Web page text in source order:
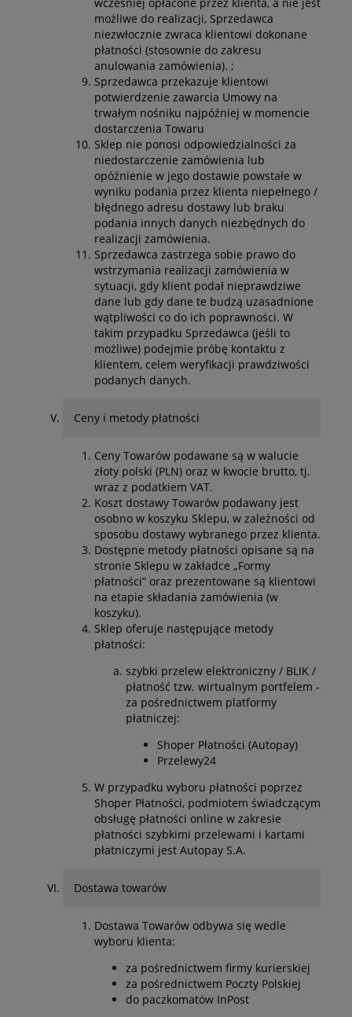
możliwe do realizacji, Sprzedawca
niezwłocznie zwraca klientowi dokonane
płatności (stosownie do zakresu
anulowania zamówienia). ;
Sprzedawca przekazuje klientowi
potwierdzenie zawarcia Umowy na
trwałym nośniku najpóźniej w momencie
dostarczenia Towaru
Sklep nie ponosi odpowiedzialności za
niedostarczenie zamówienia lub
opóźnienie w jego dostawie powstałe w
wyniku podania przez klienta niepełnego /
błędnego adresu dostawy lub braku
podania innych danych niezbędnych do
realizacji zamówienia.
Sprzedawca zastrzega sobie prawo do
wstrzymania realizacji zamówienia w
sytuacji, gdy klient podał nieprawdziwe
dane lub gdy dane te budzą uzasadnione
wątpliwości co do ich poprawności. W
takim przypadku Sprzedawca (jeśli to
możliwe) podejmie próbę kontaktu z
klientem, celem weryfikacji prawdziwości
podanych danych.
Ceny i metody płatności
Ceny Towarów podawane są w walucie
złoty polski (PLN) oraz w kwocie brutto, tj.
wraz z podatkiem VAT.
Koszt dostawy Towarów podawany jest
osobno w koszyku Sklepu, w zależności od
sposobu dostawy wybranego przez klienta.
Dostępne metody płatności opisane są na
stronie Sklepu w zakładce „Formy
płatności” oraz prezentowane są klientowi
na etapie składania zamówienia (w
koszyku).
Sklep oferuje następujące metody
płatności:
szybki przelew elektroniczny / BLIK /
płatność tzw. wirtualnym portfelem -
za pośrednictwem platformy
płatniczej:
Shoper Płatności (Autopay)
Przelewy24
W przypadku wyboru płatności poprzez
Shoper Płatności, podmiotem świadczącym
obsługę płatności online w zakresie
płatności szybkimi przelewami i kartami
płatniczymi jest Autopay S.A.
Dostawa towarów
Dostawa Towarów odbywa się wedle
wyboru klienta:
za pośrednictwem firmy kurierskiej
za pośrednictwem Poczty Polskiej
do paczkomatów InPost